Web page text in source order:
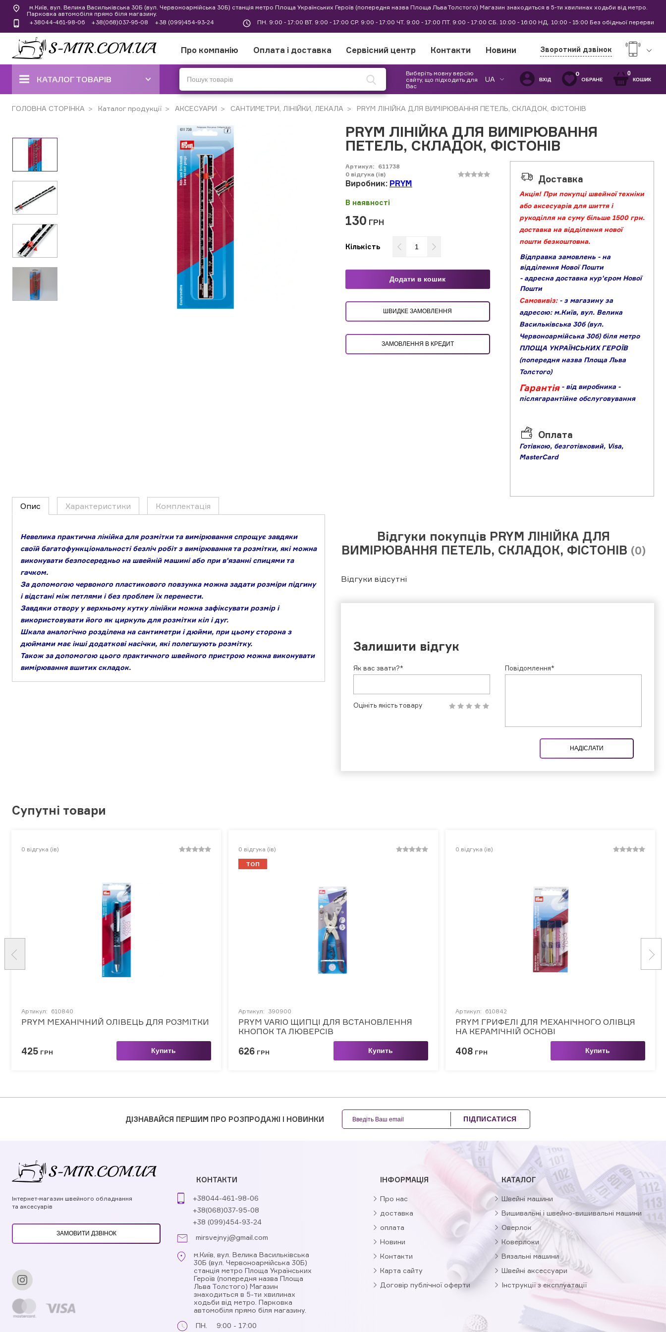
м.Київ, вул. Велика Васильківська 30Б (вул. Червоноармійська 30Б) станція метро Площа Українських Героїв (попередня назва Площа Льва Толстого) Магазин знаходиться в 5-ти хвилинах ходьби від метро.
Парковка автомобіля прямо біля магазину.
+38044-461-98-06
+38(068)037-95-08 +38 (099)454-93-24 ПН. 9:00 - 17:00 ВТ. 9:00 - 17:00 СР. 9:00 - 17:00 ЧТ. 9:00 - 17:00 ПТ. 9:00 - 17:00 СБ. 10:00 - 16:00 НД. 10:00 - 15:00 Без обідньої перерви
Про компанію Оплата і доставка Сервісний центр Контакти Новини Зворотний дзвінок
КАТАЛОГ ТОВАРІВ
ШВЕЙНІ МАШИНИ
ПЛОСКОШОВНІ МАШИНИ
ШВЕЙНІ МАШИНИ РУЧНОГО
СТІБКА
В'ЯЗАЛЬНІ МАШИНИ
АКСЕСУАРИ
БРЕНДИ
Виберіть мовну версію
сайту, що підходить для
Вас
UA ВХІД
0
ОБРАНЕ
0
КОШИК
ГОЛОВНА СТОРІНКА Каталог продукції АКСЕСУАРИ САНТИМЕТРИ, ЛІНІЙКИ, ЛЕКАЛА PRYM ЛІНІЙКА ДЛЯ ВИМІРЮВАННЯ ПЕТЕЛЬ, СКЛАДОК, ФІСТОНІВ
PRYM ЛІНІЙКА ДЛЯ ВИМІРЮВАННЯ
ПЕТЕЛЬ, СКЛАДОК, ФІСТОНІВ
Артикул: 611738
0 відгука (ів)
Виробник: PRYM
В наявності
130 ГРН
Кількість
Додати в кошик
ШВИДКЕ ЗАМОВЛЕННЯ
ЗАМОВЛЕННЯ В КРЕДИТ
Доставка
Акція! При покупці швейної техніки
або аксесуарів для шиття і
рукоділля на суму більше 1500 грн.
доставка на відділення нової
пошти безкоштовна.
Відправка замовлень - на
відділення Нової Пошти
- адресна доставка кур'єром Нової
Пошти
Самовивіз: - з магазину за
адресою: м.Київ, вул. Велика
Васильківська 30б (вул.
Червоноармійська 30б) біля метро
ПЛОЩА УКРАЇНСЬКИХ ГЕРОЇВ
(попередня назва Площа Льва
Толстого)
Гарантія - від виробника -
післягарантійне обслуговування
Оплата
Готівкою, безготівковий, Visa,
MasterCard
Опис Характеристики Комплектація
Невелика практична лінійка для розмітки та вимірювання спрощує завдяки
своїй багатофункціональності безліч робіт з вимірювання та розмітки, які можна
виконувати безпосередньо на швейній машині або при в'язанні спицями та
гачком.
За допомогою червоного пластикового повзунка можна задати розміри підгину
і відстані між петлями і без проблем їх перенести.
Завдяки отвору у верхньому кутку лінійки можна зафіксувати розмір і
використовувати його як циркуль для розмітки кіл і дуг.
Шкала аналогічно розділена на сантиметри і дюйми, при цьому сторона з
дюймами має інші додаткові насічки, які полегшують розмітку.
Також за допомогою цього практичного швейного пристрою можна виконувати
вимірювання вшитих складок.
Відгуки покупців PRYM ЛІНІЙКА ДЛЯ
ВИМІРЮВАННЯ ПЕТЕЛЬ, СКЛАДОК, ФІСТОНІВ (0)
Відгуки відсутні
Залишити відгук
Повідомлення*
Як вас звати?*
Оцініть якість товару
НАДІСЛАТИ
Супутні товари
0 відгука (ів)
Артикул: 610840
PRYM МЕХАНІЧНИЙ ОЛІВЕЦЬ ДЛЯ РОЗМІТКИ
425 ГРН Купить
0 відгука (ів)
ТОП
Артикул: 390900
PRYM VARIO ЩИПЦІ ДЛЯ ВСТАНОВЛЕННЯ
КНОПОК ТА ЛЮВЕРСІВ
626 ГРН Купить
0 відгука (ів)
Артикул: 610842
PRYM ГРИФЕЛІ ДЛЯ МЕХАНІЧНОГО ОЛІВЦЯ
НА КЕРАМІЧНІЙ ОСНОВІ
408 ГРН Купить
ДІЗНАВАЙСЯ ПЕРШИМ ПРО РОЗПРОДАЖІ І НОВИНКИ ПІДПИСАТИСЯ
Інтернет-магазин швейного обладнання
та аксесуарів
ЗАМОВИТИ ДЗВІНОК
КОНТАКТИ
+38044-461-98-06
+38(068)037-95-08
+38 (099)454-93-24
mirsvejnyj@gmail.com
м.Київ, вул. Велика Васильківська
30Б (вул. Червоноармійська 30Б)
станція метро Площа Українських
Героїв (попередня назва Площа
Льва Толстого) Магазин
знаходиться в 5-ти хвилинах
ходьби від метро. Парковка
автомобіля прямо біля магазину.
ПН.
9:00 - 17:00
ІНФОРМАЦІЯ
Про нас
доставка
оплата
Новини
Контакти
Карта сайту
Договір публічної оферти
КАТАЛОГ
Швейні машини
Вишивальні і швейно-вишивальні машини
Оверлок
Коверлоки
Вязальні машини
Швейні аксессуари
Інструкції з експлуатації